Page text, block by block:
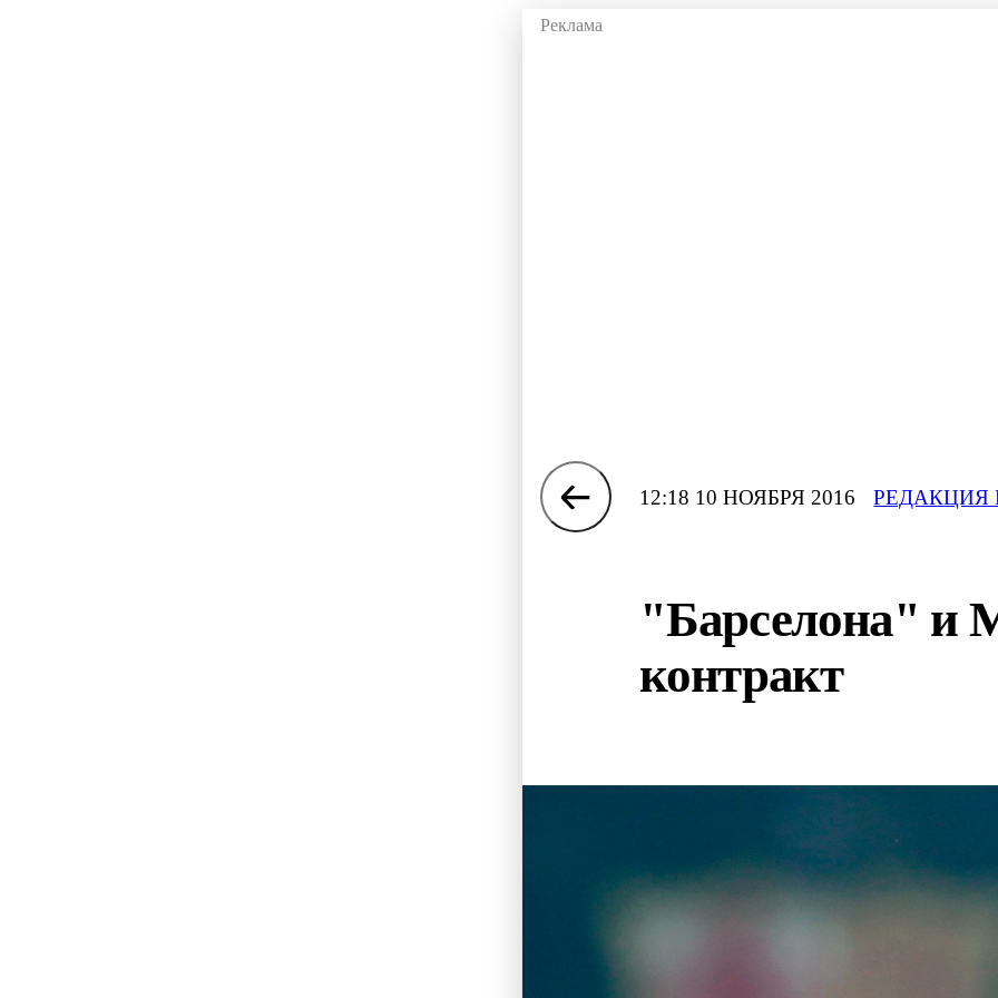
12:18 10 НОЯБРЯ 2016 РЕДАКЦИЯ
"Барселона" и
контракт